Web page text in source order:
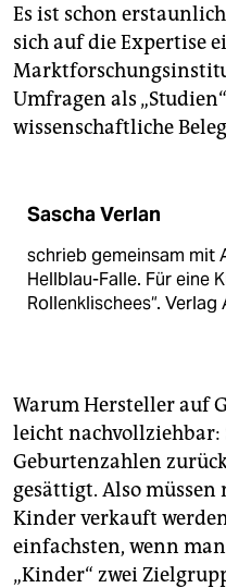
Es ist schon
sich auf die Expertise
Umfragen als
wissenschaftliche
Sascha Verlan
schrieb gemeinsam mit
Hellblau-Falle. Für eine
Rollenklischees“.
Warum Hersteller auf
leicht nachvollziehbar:
Geburtenzahlen
gesättigt. Also
Kinder verkauft
einfachsten, wenn
„Kinder“ zwei